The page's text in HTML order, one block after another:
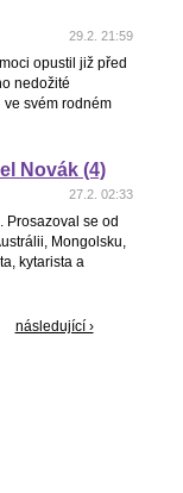
29.2. 21:59
opustil již před
nedožité
svém rodném
Novák (4)
27.2. 02:33
Prosazoval se od
Mongolsku,
kytarista a
následující ›